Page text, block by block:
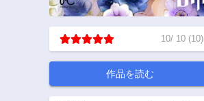
10/ 10 (10)
作品を読む